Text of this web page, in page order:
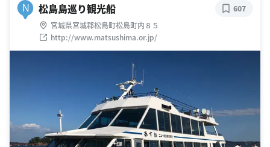
N 松島島巡り観光船
宮城県宮城郡松島町松島町内８５
http://www.matsushima.or.jp/
607